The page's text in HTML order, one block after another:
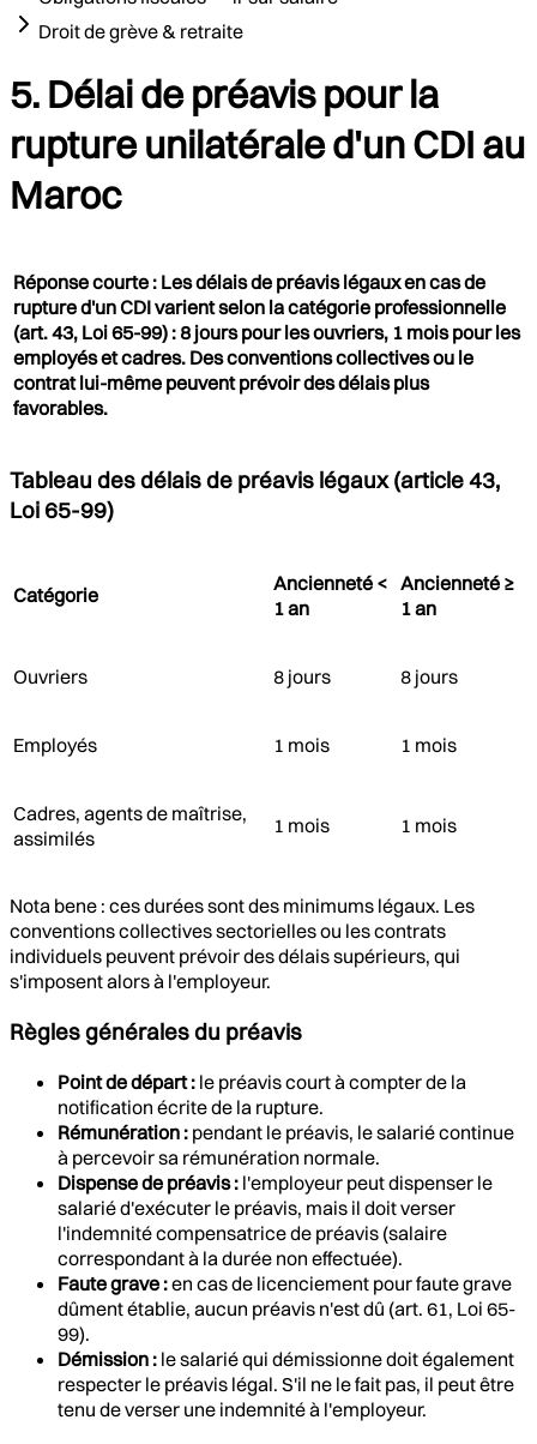
Droit de grève & retraite
5. Délai de préavis pour la
rupture unilatérale d'un CDI au
Maroc
Réponse courte : Les délais de préavis légaux en cas de
rupture d'un CDI varient selon la catégorie professionnelle
(art. 43, Loi 65-99) : 8 jours pour les ouvriers, 1 mois pour les
employés et cadres. Des conventions collectives ou le
contrat lui-même peuvent prévoir des délais plus
favorables.
Tableau des délais de préavis légaux (article 43,
Loi 65-99)
Catégorie
Ancienneté <
1 an
Ancienneté ≥
1 an
Ouvriers 8 jours 8 jours
Employés 1 mois 1 mois
Cadres, agents de maîtrise,
assimilés
1 mois 1 mois
Nota bene : ces durées sont des minimums légaux. Les
conventions collectives sectorielles ou les contrats
individuels peuvent prévoir des délais supérieurs, qui
s'imposent alors à l'employeur.
Règles générales du préavis
Point de départ : le préavis court à compter de la
notification écrite de la rupture.
Rémunération : pendant le préavis, le salarié continue
à percevoir sa rémunération normale.
Dispense de préavis : l'employeur peut dispenser le
salarié d'exécuter le préavis, mais il doit verser
l'indemnité compensatrice de préavis (salaire
correspondant à la durée non effectuée).
Faute grave :en cas de licenciement pour faute grave
dûment établie, aucun préavis n'est dû (art. 61, Loi 65-
99).
Démission : le salarié qui démissionne doit également
respecter le préavis légal. S'il ne le fait pas, il peut être
tenu de verser une indemnité à l'employeur.